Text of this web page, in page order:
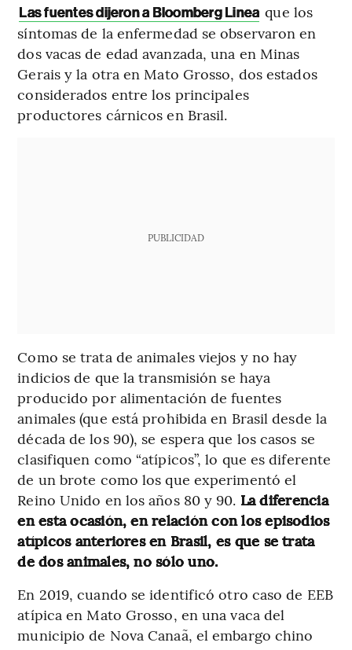
Las fuentes dijeron a Bloomberg Linea que los
síntomas de la enfermedad se observaron en
dos vacas de edad avanzada, una en Minas
Gerais y la otra en Mato Grosso, dos estados
considerados entre los principales
productores cárnicos en Brasil.
PUBLICIDAD
Como se trata de animales viejos y no hay
indicios de que la transmisión se haya
producido por alimentación de fuentes
animales (que está prohibida en Brasil desde la
década de los 90), se espera que los casos se
clasifiquen como “atípicos”, lo que es diferente
de un brote como los que experimentó el
Reino Unido en los años 80 y 90. La diferencia
en esta ocasión, en relación con los episodios
atípicos anteriores en Brasil, es que se trata
de dos animales, no sólo uno.
En 2019, cuando se identificó otro caso de EEB
atípica en Mato Grosso, en una vaca del
municipio de Nova Canaã, el embargo chino